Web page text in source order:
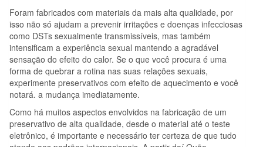
Foram fabricados com materiais da mais alta qualidade, por
isso não só ajudam a prevenir irritações e doenças infecciosas
como DSTs sexualmente transmissíveis, mas também
intensificam a experiência sexual mantendo a agradável
sensação do efeito do calor. Se o que você procura é uma
forma de quebrar a rotina nas suas relações sexuais,
experimente preservativos com efeito de aquecimento e você
notará. a mudança imediatamente.
Como há muitos aspectos envolvidos na fabricação de um
preservativo de alta qualidade, desde o material até o teste
eletrônico, é importante e necessário ter certeza de que tudo